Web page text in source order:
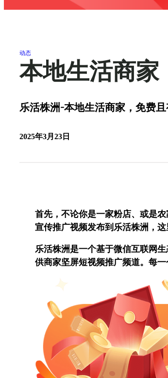
动态
本地生活商
乐活株洲-本地生活商家，免费
2025年3月23日
首先，不论你是一家粉店、或是
宣传推广视频发布到乐活株洲，
乐活株洲是一个基于微信互联网
供商家坚屏短视频推广频道。每